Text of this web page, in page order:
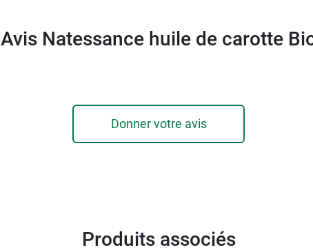
Avis Natessance huile de carotte
Donner votre avis
Produits associés